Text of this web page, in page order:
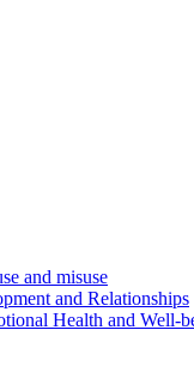
and misuse
and Relationships
Health and Well-